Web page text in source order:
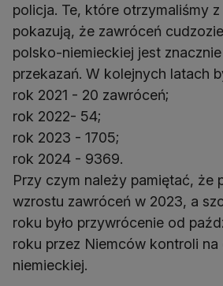
policja. Te, które otrzymaliśmy
pokazują, że zawróceń
polsko-niemieckiej jest
przekazań. W kolejnych latach
rok 2021 - 20 zawróceń;
rok 2022- 54;
rok 2023 - 1705;
rok 2024 - 9369.
Przy czym należy pamiętać, że
wzrostu zawróceń w 2023, a
roku było przywrócenie od
roku przez Niemców kontroli
niemieckiej.